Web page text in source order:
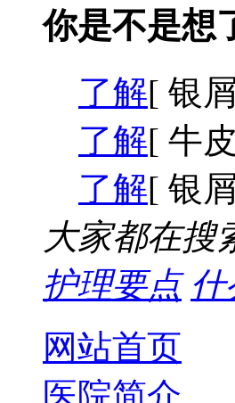
你是不是想
了解[ 银
了解[ 牛
了解[ 银
大家都在搜
护理要点
网站首页